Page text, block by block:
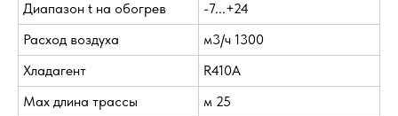
Диапазон t на обогрев
-7...+24
Расход воздуха
м3/ч 1300
Хладагент
R410A
Max длина трассы
м 25